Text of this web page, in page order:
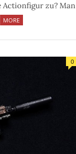
Actionfigur zu? Man
MORE
0